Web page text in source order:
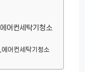
어컨세탁기청소
어컨세탁기청소